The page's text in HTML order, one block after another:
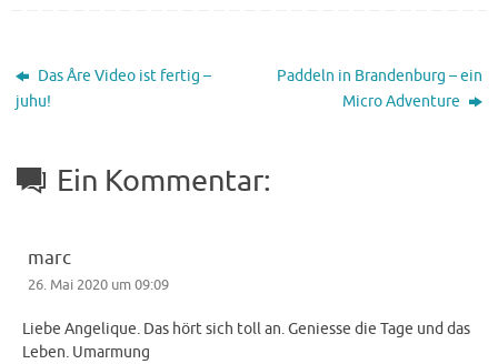
Das Åre Video ist fertig –
juhu!
Paddeln in Brandenburg – ein
Micro Adventure
Ein Kommentar:
marc
26. Mai 2020 um 09:09
Liebe Angelique. Das hört sich toll an. Geniesse die Tage und das
Leben. Umarmung